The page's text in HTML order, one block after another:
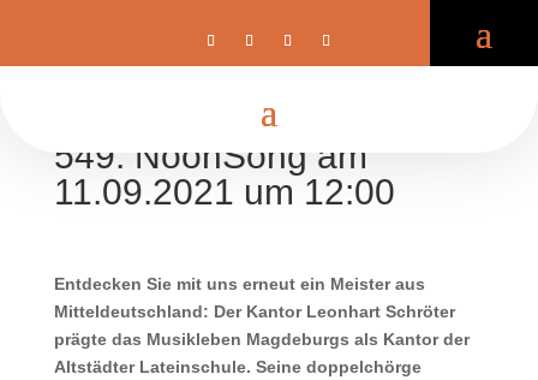
549. NoonSong am
11.09.2021 um 12:00
Entdecken Sie mit uns erneut ein Meister aus
Mitteldeutschland: Der Kantor Leonhart Schröter
prägte das Musikleben Magdeburgs als Kantor der
Altstädter Lateinschule. Seine doppelchörge